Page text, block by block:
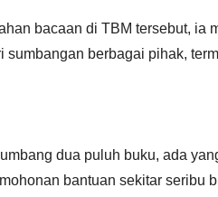
bacaan di TBM tersebut, ia
sumbangan berbagai pihak,
dua puluh buku, ada
bantuan sekitar seribu